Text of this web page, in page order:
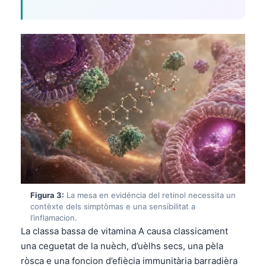
Figura 3: La mesa en evidéncia del retinol necessita un
contèxte dels simptòmas e una sensibilitat a
l’inflamacion.
La classa bassa de vitamina A causa classicament
una ceguetat de la nuèch, d’uèlhs secs, una pèla
ròsca e una foncion d’efiècia immunitària barradièra